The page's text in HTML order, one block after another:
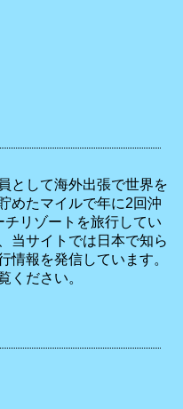
として海外出張で世界を
めたマイルで年に2回沖
リゾートを旅行してい
当サイトでは日本で知ら
情報を発信しています。
ください。